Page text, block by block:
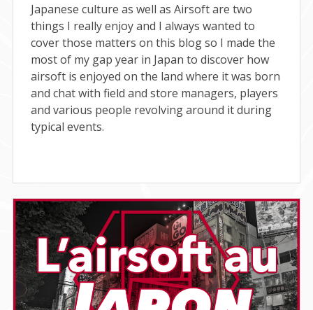
Japanese culture as well as Airsoft are two
things I really enjoy and I always wanted to
cover those matters on this blog so I made the
most of my gap year in Japan to discover how
airsoft is enjoyed on the land where it was born
and chat with field and store managers, players
and various people revolving around it during
typical events.